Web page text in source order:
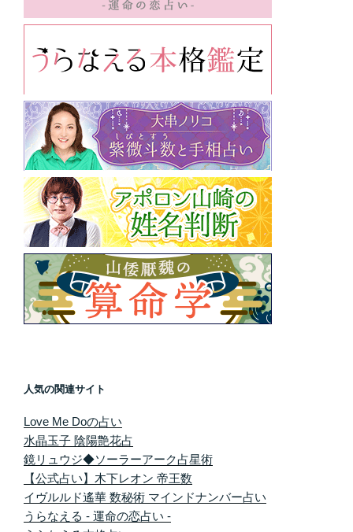
人気の関連サイト
Love Me Doの占い
水晶玉子 陰陽艶花占
鏡リュウジ◆ソーラーアーク占星術
【公式占い】木下レオン 帝王数
イヴルルド遙華 数秘術 マインドナンバー占い
うらなえる - 運命の恋占い -